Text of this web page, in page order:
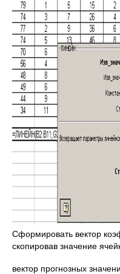
Сформировать вектор
скопировав значение
вектор прогнозных